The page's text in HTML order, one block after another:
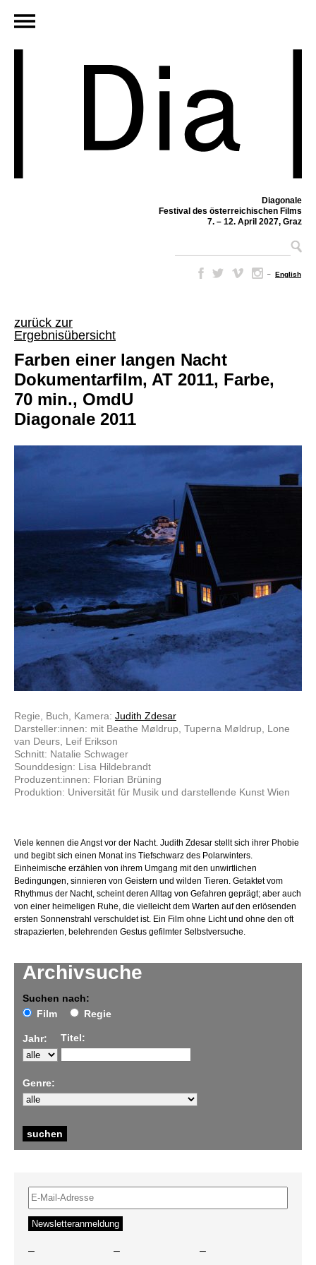
Diagonale
Festival des österreichischen Films
7. – 12. April 2027, Graz
– English
zurück zur
Ergebnisübersicht
Archivsuche
Suchen nach:
Film
Regie
Jahr: Titel:
Genre:
Farben einer langen Nacht
Dokumentarfilm, AT 2011, Farbe,
70 min., OmdU
Diagonale 2011
Regie, Buch, Kamera: Judith Zdesar
Darsteller:innen: mit Beathe Møldrup, Tuperna Møldrup, Lone
van Deurs, Leif Erikson
Schnitt: Natalie Schwager
Sounddesign: Lisa Hildebrandt
Produzent:innen: Florian Brüning
Produktion: Universität für Musik und darstellende Kunst Wien
Viele kennen die Angst vor der Nacht. Judith Zdesar stellt sich ihrer Phobie
und begibt sich einen Monat ins Tiefschwarz des Polarwinters.
Einheimische erzählen von ihrem Umgang mit den unwirtlichen
Bedingungen, sinnieren von Geistern und wilden Tieren. Getaktet vom
Rhythmus der Nacht, scheint deren Alltag von Gefahren geprägt; aber auch
von einer heimeligen Ruhe, die vielleicht dem Warten auf den erlösenden
ersten Sonnenstrahl verschuldet ist. Ein Film ohne Licht und ohne den oft
strapazierten, belehrenden Gestus gefilmter Selbstversuche.
– – –